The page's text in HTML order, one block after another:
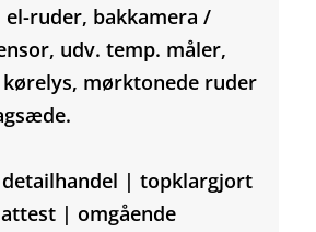
ruder, bakkamera /
udv. temp. måler,
mørktonede ruder
detailhandel | topklargjort
| omgående